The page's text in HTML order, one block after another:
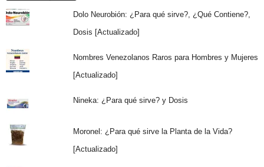
Dolo Neurobión: ¿Para qué sirve?, ¿Qué Contiene?,
Dosis [Actualizado]
Nombres Venezolanos Raros para Hombres y Mujeres
[Actualizado]
Nineka: ¿Para qué sirve? y Dosis
Moronel: ¿Para qué sirve la Planta de la Vida?
[Actualizado]